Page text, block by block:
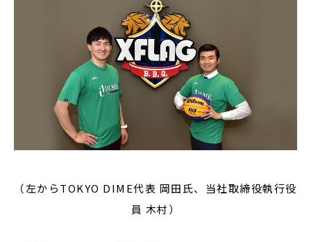
（左からTOKYO DIME代表 岡田氏、当社取締役執行役
員 木村）